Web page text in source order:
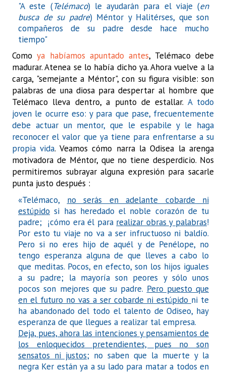
"A este (Telémaco) le ayudarán para el viaje (en
busca de su padre) Méntor y Halitérses, que son
compañeros de su padre desde hace mucho
tiempo"
Como ya habíamos apuntado antes, Telémaco debe
madurar. Atenea se lo había dicho ya. Ahora vuelve a la
carga, "semejante a Méntor", con su figura visible: son
palabras de una diosa para despertar al hombre que
Telémaco lleva dentro, a punto de estallar. A todo
joven le ocurre eso: y para que pase, frecuentemente
debe actuar un mentor, que le espabile y le haga
reconocer el valor que ya tiene para enfrentarse a su
propia vida. Veamos cómo narra la Odisea la arenga
motivadora de Méntor, que no tiene desperdicio. Nos
permitiremos subrayar alguna expresión para sacarle
punta justo después :
«Telémaco, no serás en adelante cobarde ni
estúpido si has heredado el noble corazón de tu
padre; ¡cómo era él para realizar obras y palabras!
Por esto tu viaje no va a ser infructuoso ni baldío.
Pero si no eres hijo de aquél y de Penélope, no
tengo esperanza alguna de que lleves a cabo lo
que meditas. Pocos, en efecto, son los hijos iguales
a su padre; la mayoría son peores y sólo unos
pocos son mejores que su padre. Pero puesto que
en el futuro no vas a ser cobarde ni estúpido ni te
ha abandonado del todo el talento de Odiseo, hay
esperanza de que llegues a realizar tal empresa.
Deja, pues, ahora las intenciones y pensamientos de
los enloquecidos pretendientes, pues no son
sensatos ni justos; no saben que la muerte y la
negra Ker están ya a su lado para matar a todos en